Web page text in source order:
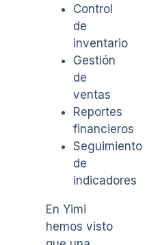
Control
de
inventario
Gestión
de
ventas
Reportes
financieros
Seguimiento
de
indicadores
En Yimi
hemos visto